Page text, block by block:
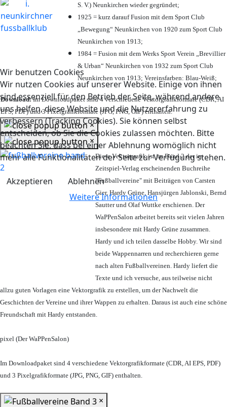
Wir benutzen Cookies
Wir nutzen Cookies auf unserer Website. Einige von ihnen
sind essenziell für den Betrieb der Seite, während andere
uns helfen, diese Website und die Nutzererfahrung zu
verbessern (Tracking Cookies). Sie können selbst
entscheiden, ob Sie die Cookies zulassen möchten. Bitte
beachten Sie, dass bei einer Ablehnung womöglich nicht
mehr alle Funktionalitäten der Seite zur Verfügung stehen.
Akzeptieren
Ablehnen
Weitere Informationen
S. V.) Neunkirchen wieder gegründet;
1925 = kurz darauf Fusion mit dem Sport Club
„Bewegung“ Neunkirchen von 1920 zum Sport Club
Neunkirchen von 1913;
1984 = Fusion mit dem Werks Sport Verein „Brevillier
& Urban“ Neunkirchen von 1932 zum Sport Club
Neunkirchen von 1913; Vereinsfarben: Blau-Weiß;
Download:Im Downloadpaket sind 4 verschiedene Vektorgrafikformate (CDR, AI
EPS, PDF) und 3 Pixelgrafikformate (JPG, PNG, GIF) enthalten.
×
×
Diese Vektorgrafik ist im Band 2 der im
Zeitspiel-Verlag erscheinenden Buchreihe
"Fußballvereine" mit Beiträgen von Carsten
Gier, Hardy Grüne, Hansjürgen Jablonski, Bernd
Sautter und Olaf Wuttke erschienen. Der
WaPPenSalon arbeitet bereits seit vielen Jahren
insbesondere mit Hardy Grüne zusammen.
Hardy und ich teilen dasselbe Hobby. Wir sind
beide Wappennarren und recherchieren gerne
nach alten Fußballvereinen. Hardy liefert die
Texte und ich versuche, aus teilweise nicht
allzu guten Vorlagen eine Vektorgrafik zu erstellen, um der Nachwelt die
Geschichten der Vereine und ihrer Wappen zu erhalten. Daraus ist auch eine schöne
Freundschaft mit Hardy entstanden.
pixel (Der WaPPenSalon)
Im Downloadpaket sind 4 verschiedene Vektorgrafikformate (CDR, AI EPS, PDF)
und 3 Pixelgrafikformate (JPG, PNG, GIF) enthalten.
×